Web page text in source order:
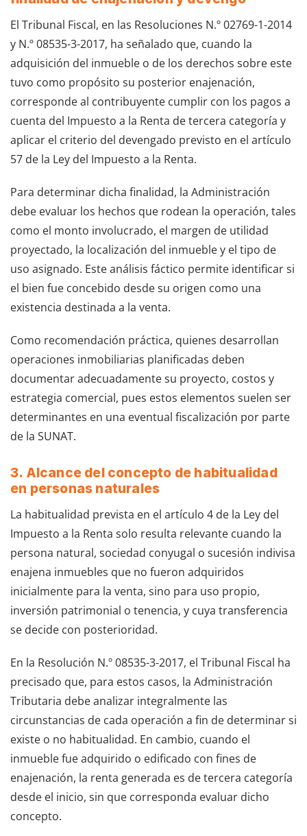
El Tribunal Fiscal, en las Resoluciones N.º 02769-1-2014
y N.º 08535-3-2017, ha señalado que, cuando la
adquisición del inmueble o de los derechos sobre este
tuvo como propósito su posterior enajenación,
corresponde al contribuyente cumplir con los pagos a
cuenta del Impuesto a la Renta de tercera categoría y
aplicar el criterio del devengado previsto en el artículo
57 de la Ley del Impuesto a la Renta.
Para determinar dicha finalidad, la Administración
debe evaluar los hechos que rodean la operación, tales
como el monto involucrado, el margen de utilidad
proyectado, la localización del inmueble y el tipo de
uso asignado. Este análisis fáctico permite identificar si
el bien fue concebido desde su origen como una
existencia destinada a la venta.
Como recomendación práctica, quienes desarrollan
operaciones inmobiliarias planificadas deben
documentar adecuadamente su proyecto, costos y
estrategia comercial, pues estos elementos suelen ser
determinantes en una eventual fiscalización por parte
de la SUNAT.
3. Alcance del concepto de habitualidad
en personas naturales
La habitualidad prevista en el artículo 4 de la Ley del
Impuesto a la Renta solo resulta relevante cuando la
persona natural, sociedad conyugal o sucesión indivisa
enajena inmuebles que no fueron adquiridos
inicialmente para la venta, sino para uso propio,
inversión patrimonial o tenencia, y cuya transferencia
se decide con posterioridad.
En la Resolución N.º 08535-3-2017, el Tribunal Fiscal ha
precisado que, para estos casos, la Administración
Tributaria debe analizar integralmente las
circunstancias de cada operación a fin de determinar si
existe o no habitualidad. En cambio, cuando el
inmueble fue adquirido o edificado con fines de
enajenación, la renta generada es de tercera categoría
desde el inicio, sin que corresponda evaluar dicho
concepto.